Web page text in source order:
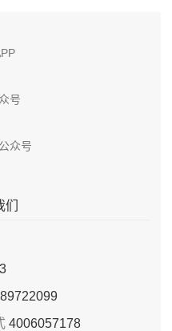
号
众号
4006057178